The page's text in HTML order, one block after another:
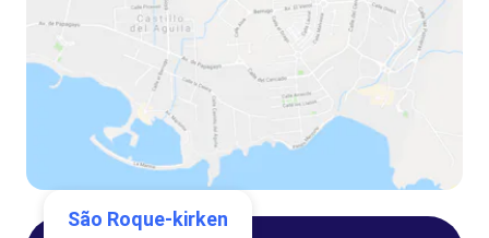
São Roque-kirken